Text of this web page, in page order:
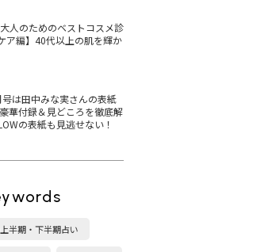
人のためのベストコスメ診
ア編】40代以上の肌を輝か
号は田中みな実さんの表紙
華付録＆見どころを徹底解
の表紙も見逃せない！
半期・下半期占い